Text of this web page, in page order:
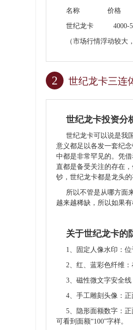
名称 价格
世纪龙卡 4000-
（市场行情浮动较大
2 世纪龙卡三连
世纪龙卡投资分
世纪龙卡可以说是我国
意义都足以各发一套纪
中都是非常罕见的。凭
直都是备受关注的存在
钞，世纪龙卡都是龙头的
所以不管是从哪方面
越来越稀缺，所以如果
关于世纪龙卡的
1、固定人像水印：
2、红、蓝彩色纤维
3、磁性微文字安全线
4、手工雕刻头像：
5、隐形面额数字：
可看到面额“100”字样。